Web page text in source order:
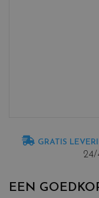
GRATIS
24/
EEN